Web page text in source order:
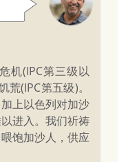
机(IPC第三级以
(IPC第五级)。
上以色列对加沙
进入。我们祈祷
饱加沙人，供应